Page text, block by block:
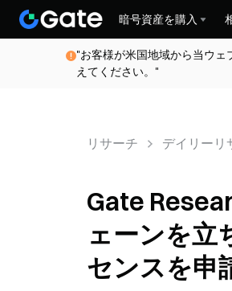
暗号資産を購入
"お客様が米国地域から当ウ
えてください。"
リサーチ デイリーリ
Gate
ェーンを立
センスを申